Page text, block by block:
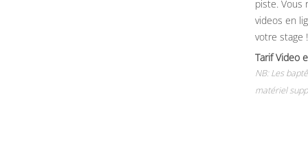
piste. Vous
videos en
votre stage !
Tarif Video
NB: Les
matériel